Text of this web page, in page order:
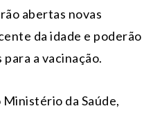
abertas novas
da idade e poderão
a vacinação.
da Saúde,